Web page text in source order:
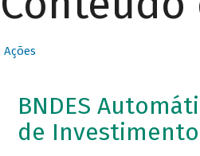
Ações
BNDES
de Investimento